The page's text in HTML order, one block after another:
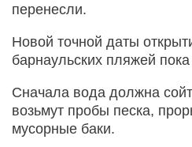
перенесли.
Новой точной даты
барнаульских пляжей пока
Сначала вода должна
возьмут пробы песка,
мусорные баки.